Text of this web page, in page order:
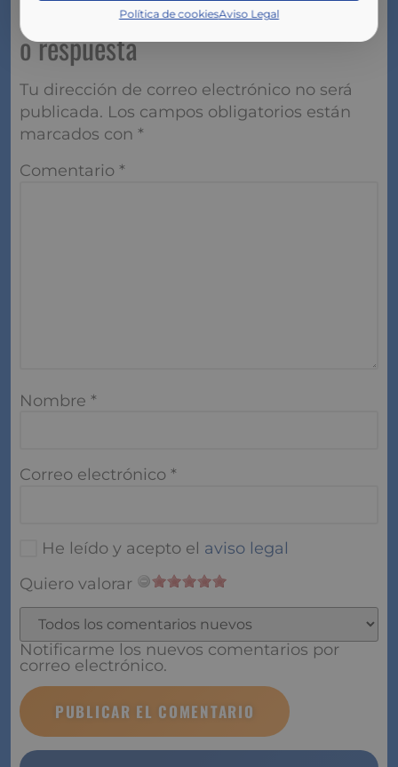
Política de cookiesAviso Legal
Deja aquí tu comentario pregunta
o respuesta
Tu dirección de correo electrónico no será
publicada. Los campos obligatorios están
marcados con *
Comentario *
Nombre *
Correo electrónico *
He leído y acepto el aviso legal
Quiero valorar
Notificarme los nuevos comentarios por
correo electrónico.